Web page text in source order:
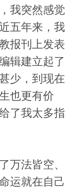
我突然感觉
五年来，我
报刊上发表
辑建立起了
少，到现在
也更有价
了我太多指
万法皆空、
运就在自己